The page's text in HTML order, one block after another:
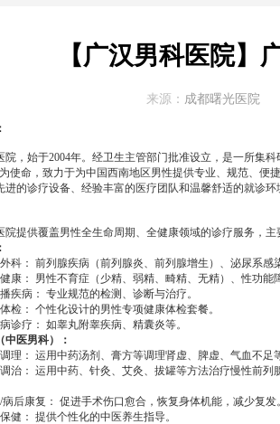
【广汉男科医院】
来源： 成都曙光医院
院，始于2004年。经卫生主管部门批准设立，是一所集
使命，致力于为中国西南地区男性提供专业、规范、
进的诊疗设备、经验丰富的医疗团队和温馨舒适的就诊环
院提供覆盖男性全生命周期、全健康领域的诊疗服务，主
： 前列腺疾病（前列腺炎、前列腺增生）、泌尿系感
： 男性不育症（少精、弱精、畸精、无精）、性功能
病： 专业规范的检测、诊断与治疗。
： 个性化设计的男性专项健康体检套餐。
疗： 如睾丸附睾疾病、精囊炎等。
中医男科）：
： 运用中药汤剂、膏方等调理肾虚、脾虚、气血不足等
： 运用中药、针灸、艾灸、拔罐等方法治疗慢性前列
康复： 促进手术伤口愈合，恢复身体机能，减少复发。
： 提供个性化的中医养生指导。